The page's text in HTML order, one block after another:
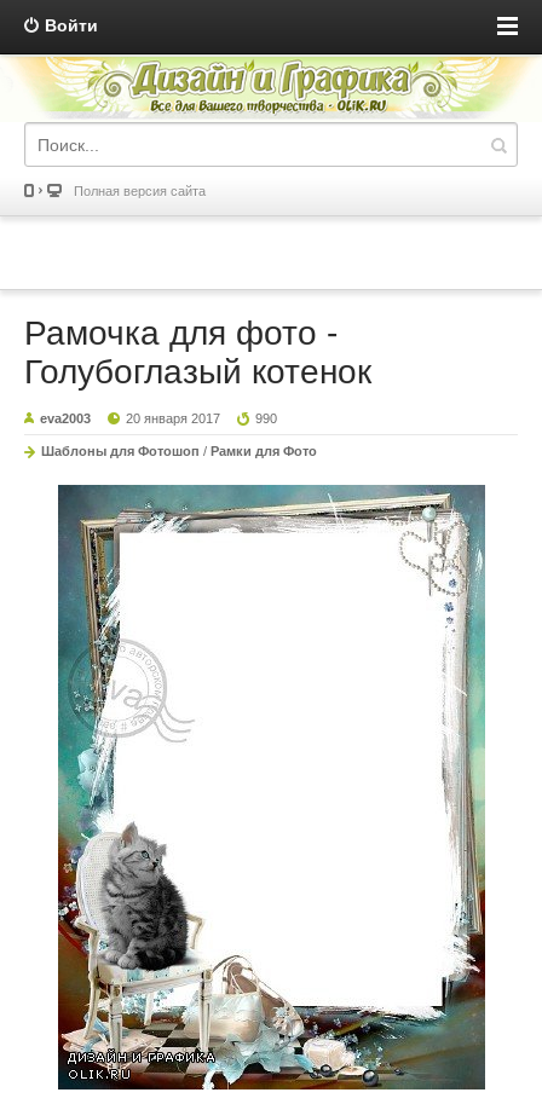
Войти
Полная версия сайта
Рамочка для фото -
Голубоглазый котенок
eva2003 20 января 2017 990
Шаблоны для Фотошоп / Рамки для Фото